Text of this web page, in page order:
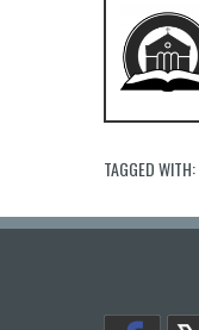
TAGGED WITH: